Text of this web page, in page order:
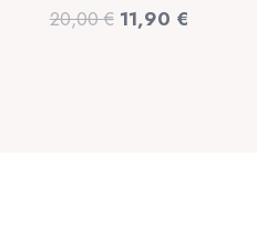
20,00€ Original
11,90 €